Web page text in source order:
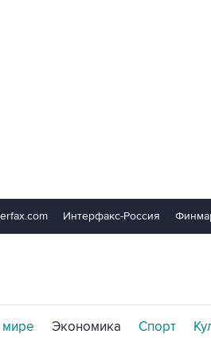
Интерфакс-Россия
мире Экономика Спорт